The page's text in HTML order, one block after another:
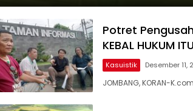
Potret
KEBAL HUKUM
Kasuistik Desember 11,
JOMBANG, KORAN-